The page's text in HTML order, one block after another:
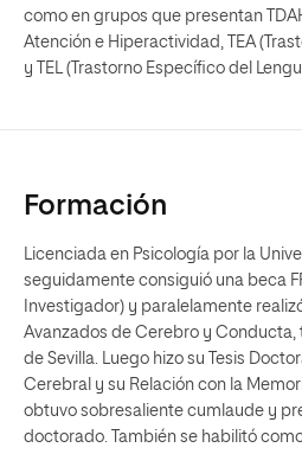
como en grupos que presentan
Atención e Hiperactividad, TEA
y TEL (Trastorno Específico del
Formación
Licenciada en Psicología por la
seguidamente consiguió una beca
Investigador) y paralelamente
Avanzados de Cerebro y Conducta,
de Sevilla. Luego hizo su Tesis
Cerebral y su Relación con la
obtuvo sobresaliente cumlaude y
doctorado. También se habilitó